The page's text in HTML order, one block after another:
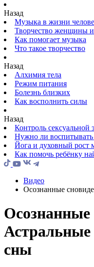
Назад
Музыка в жизни
Творчество женщины
Как помогает музыка
Что такое творчество
Назад
Алхимия тела
Режим питания
Болезнь близких
Как восполнить силы
Назад
Контроль сексуальной
Нужно ли воспитывать
Йога и духовный рост
Как помочь ребёнку
Видео
Осознанные
Осознанные
сны